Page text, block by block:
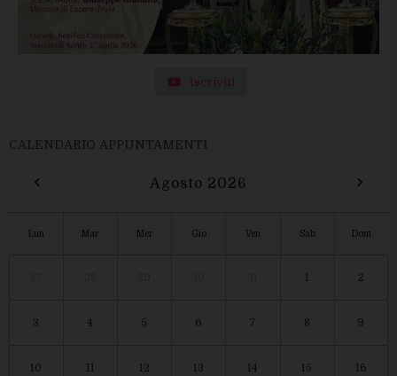
Iscriviti
CALENDARIO APPUNTAMENTI
‹ Agosto 2026 ›
Lun Mar Mer Gio Ven Sab Dom
2
3 4 5 6 7 8 9
10 12 13 14 15 16